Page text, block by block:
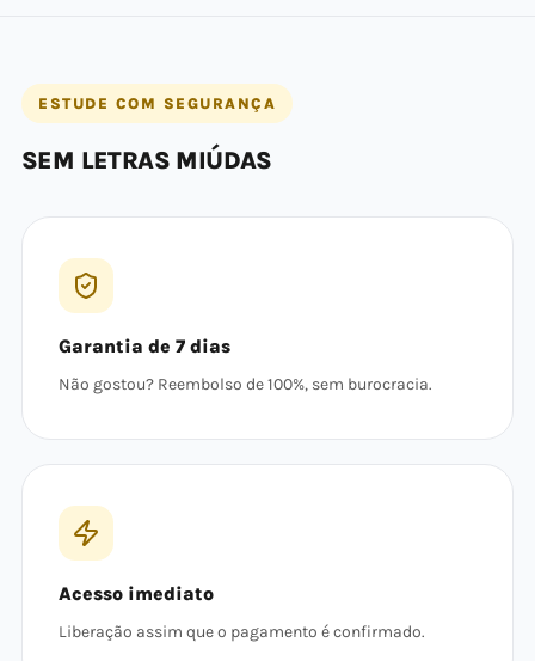
ESTUDE COM SEGURANÇA
SEM LETRAS MIÚDAS
Garantia de 7 dias
Não gostou? Reembolso de 100%, sem burocracia.
Acesso imediato
Liberação assim que o pagamento é confirmado.